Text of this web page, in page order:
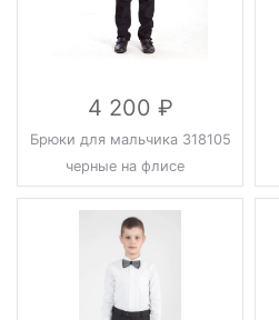
4 200
Брюки для мальчика 318105
черные на флисе